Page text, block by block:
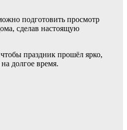
подготовить просмотр
сделав настоящую
праздник прошёл ярко,
долгое время.